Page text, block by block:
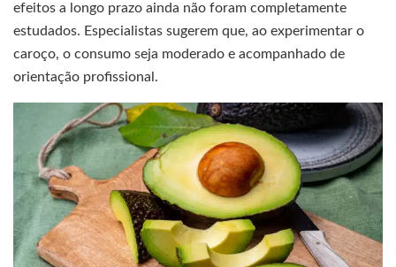
efeitos a longo prazo ainda não foram completamente
estudados. Especialistas sugerem que, ao experimentar o
caroço, o consumo seja moderado e acompanhado de
orientação profissional.